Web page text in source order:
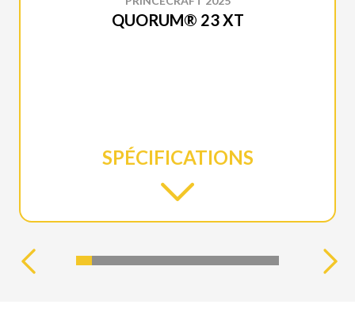
QUORUM® 23 XT
SPÉCIFICATIONS